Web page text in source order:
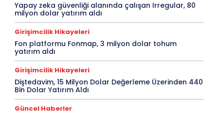
Yapay zeka güvenliği alanında çalışan Irregular, 80
milyon dolar yatırım aldı
Girişimcilik Hikayeleri
Fon platformu Fonmap, 3 milyon dolar tohum
yatırım aldı
Girişimcilik Hikayeleri
Diştedavim, 15 Milyon Dolar Değerleme Üzerinden 440
Bin Dolar Yatırım Aldı
Güncel Haberler